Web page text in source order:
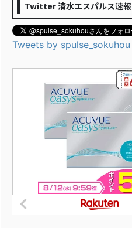
Twitter 清水エスパルス速報
Tweets by spulse_sokuhou